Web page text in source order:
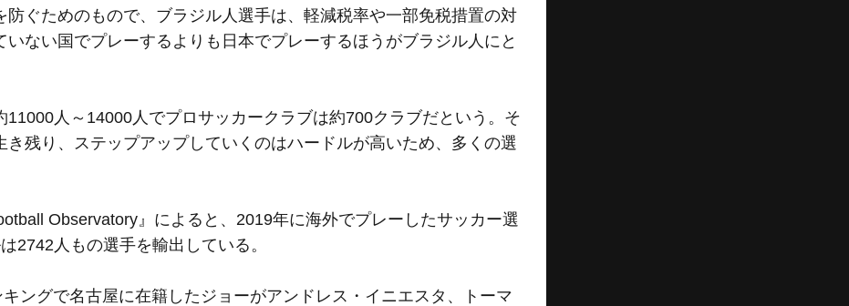
ぐためのもので、ブラジル人選手は、軽減税率や一部免税措置の対
ない国でプレーするよりも日本でプレーするほうがブラジル人にと
人～14000人でプロサッカークラブは約700クラブだという。そ
残り、ステップアップしていくのはハードルが高いため、多くの選
Observatory』によると、2019年に海外でプレーしたサッカー選
2742人もの選手を輸出している。
ングで名古屋に在籍したジョーがアンドレス・イニエスタ、トーマ